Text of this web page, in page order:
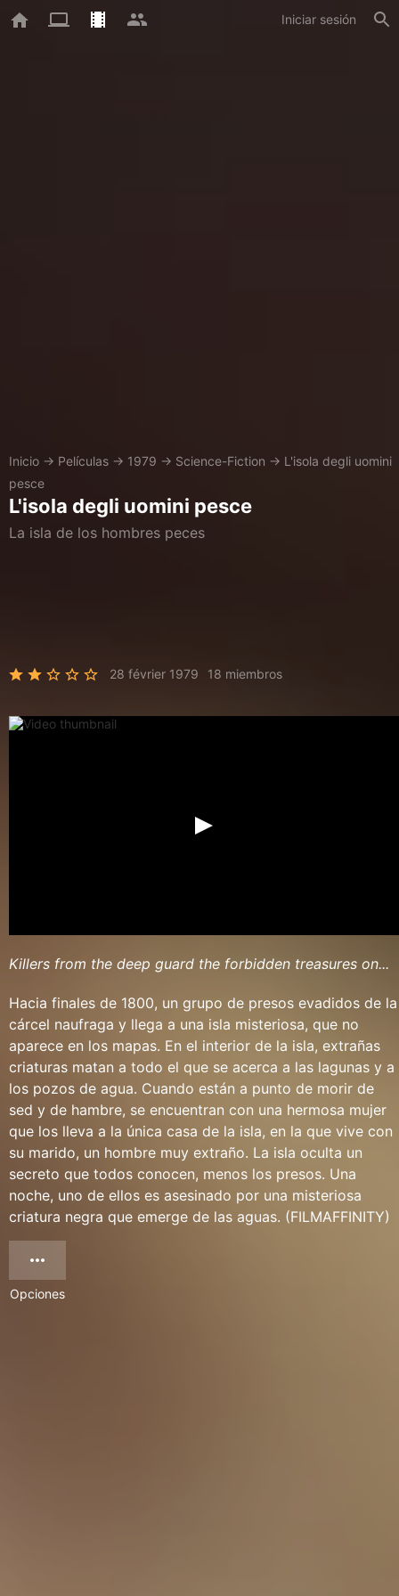
Iniciar sesión
Inicio → Películas → 1979 → Science-Fiction → L'isola degli uomini
pesce
L'isola degli uomini pesce
La isla de los hombres peces
28 février 1979 18 miembros
Killers from the deep guard the forbidden treasures on...
Hacia finales de 1800, un grupo de presos evadidos de la
cárcel naufraga y llega a una isla misteriosa, que no
aparece en los mapas. En el interior de la isla, extrañas
criaturas matan a todo el que se acerca a las lagunas y a
los pozos de agua. Cuando están a punto de morir de
sed y de hambre, se encuentran con una hermosa mujer
que los lleva a la única casa de la isla, en la que vive con
su marido, un hombre muy extraño. La isla oculta un
secreto que todos conocen, menos los presos. Una
noche, uno de ellos es asesinado por una misteriosa
criatura negra que emerge de las aguas. (FILMAFFINITY)
Opciones